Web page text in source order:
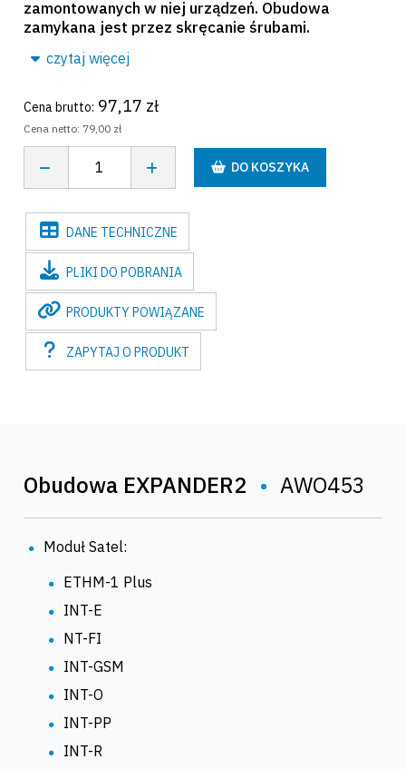
zamontowanych w niej urządzeń. Obudowa
zamykana jest przez skręcanie śrubami.
czytaj więcej
Cena brutto: 97,17 zł
Cena netto: 79,00 zł
DO KOSZYKA
DANE TECHNICZNE
PLIKI DO POBRANIA
PRODUKTY POWIĄZANE
ZAPYTAJO PRODUKT
Obudowa EXPANDER2 • AWO453
Moduł Satel:
ETHM-1 Plus
INT-E
NT-FI
INT-GSM
INT-O
INT-PP
INT-R